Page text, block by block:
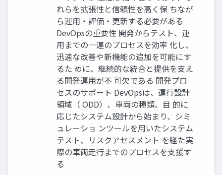
れらを拡張性と信頼性を高く保 ちなが
ら運用・評価・更新する必要がある
DevOpsの重要性 開発からテスト、運
用までの一連のプロセスを効率 化し、
迅速な改善や新機能の追加を可能にす
るた めに、継続的な統合と提供を支え
る開発運用が不 可欠である 開発プロ
セスのサポート DevOpsは、運行設計
領域（ ODD）、車両の種類、目 的に
応じたシステム設計から始まり、シミ
ュレーショ ンツールを用いたシステム
テスト、リスクアセスメント を経た実
際の車両走行までのプロセスを支援す
る